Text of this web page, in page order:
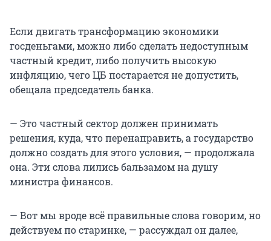
Если двигать трансформацию экономики
госденьгами, можно либо сделать недоступным
частный кредит, либо получить высокую
инфляцию, чего ЦБ постарается не допустить,
обещала председатель банка.
— Это частный сектор должен принимать
решения, куда, что перенаправить, а государство
должно создать для этого условия, — продолжала
она. Эти слова лились бальзамом на душу
министра финансов.
— Вот мы вроде всё правильные слова говорим, но
действуем по старинке, — рассуждал он далее,